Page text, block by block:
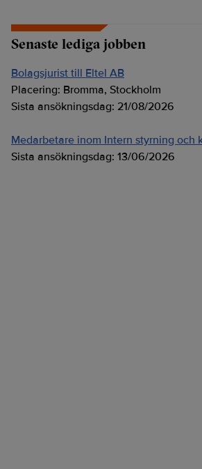
Senaste lediga jobben
Bolagsjurist till Eltel AB
Placering: Bromma, Stockholm
Sista ansökningsdag: 21/08/2026
Medarbetare inom Intern styrning och
Sista ansökningsdag: 13/06/2026